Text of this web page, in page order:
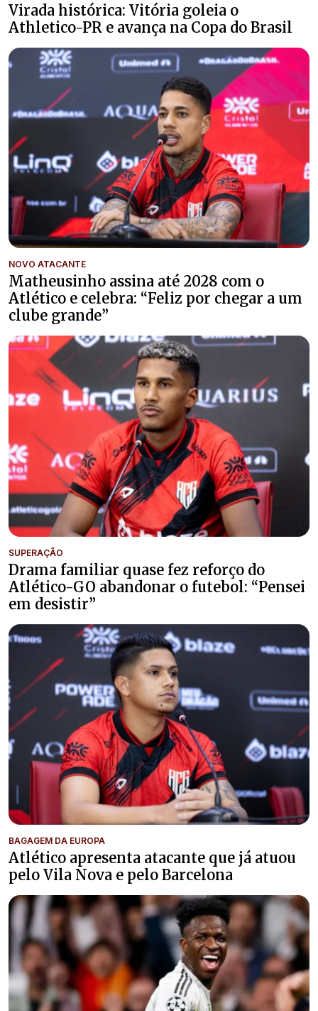
Virada histórica: Vitória goleia o
Athletico-PR e avança na Copa do Brasil
NOVO ATACANTE
Matheusinho assina até 2028 com o
Atlético e celebra: “Feliz por chegar a um
clube grande”
SUPERAÇÃO
Drama familiar quase fez reforço do
Atlético-GO abandonar o futebol: “Pensei
em desistir”
BAGAGEM DA EUROPA
Atlético apresenta atacante que já atuou
pelo Vila Nova e pelo Barcelona